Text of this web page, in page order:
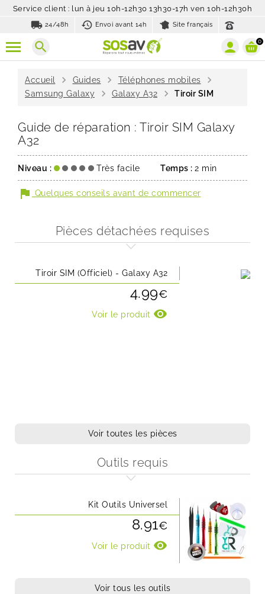
Service client : lun à jeu 10h-12h30 13h30-17h ven 10h-12h30h
local_shipping 24/48h history_toggle_off
Envoi avant 14h Site français
search 0
Accueil chevron_right Guides chevron_right Téléphones mobiles chevron_right
Samsung Galaxy chevron_right Galaxy A32 chevron_right Tiroir SIM
Guide de réparation : Tiroir SIM Galaxy
A32
Niveau : Très facile Temps : 2 min
flag Quelques conseils avant de commencer
Pièces détachées requises
Tiroir SIM (Officiel) - Galaxy A32
4.99€
Voir le produit visibility
Voir toutes les pièces
Outils requis
Kit Outils Universel
8.91€
Voir le produit visibility
Voir tous les outils